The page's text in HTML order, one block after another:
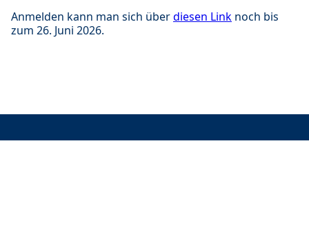
Anmelden kann man sich überdiesen Link noch bis
zum 26. Juni 2026.